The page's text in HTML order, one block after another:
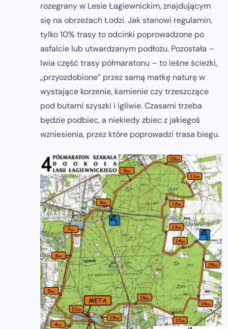
rozegrany w Lesie Łagiewnickim, znajdującym
się na obrzeżach Łodzi. Jak stanowi regulamin,
tylko 10% trasy to odcinki poprowadzone po
asfalcie lub utwardzanym podłożu. Pozostała –
lwia część trasy półmaratonu – to leśne ścieżki,
„przyozdobione” przez samą matkę naturę w
wystające korzenie, kamienie czy trzeszczące
pod butami szyszki i igliwie. Czasami trzeba
będzie podbiec, a niekiedy zbiec z jakiegoś
wzniesienia, przez które poprowadzi trasa biegu.